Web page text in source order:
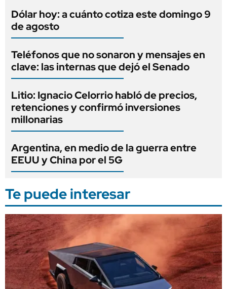
Dólar hoy: a cuánto cotiza este domingo 9
de agosto
Teléfonos que no sonaron y mensajes en
clave: las internas que dejó el Senado
Litio: Ignacio Celorrio habló de precios,
retenciones y confirmó inversiones
millonarias
Argentina, en medio de la guerra entre
EEUU y China por el 5G
Te puede interesar